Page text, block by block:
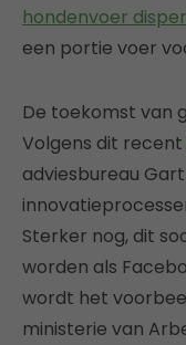
hondenvoer
een portie voer
De toekomst van
Volgens dit recent
adviesbureau
Sterker nog, dit
worden als
wordt het
ministerie van